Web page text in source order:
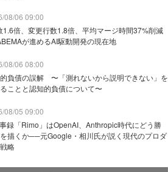
08/06 09:00
1.6倍、変更行数1.8倍、平均マージ時間37%削減
が進めるAI駆動開発の現在地
08/06 08:00
負債の誤解 〜「測れないから説明できない」を
ことと認知的負債について〜
08/05 09:00
録「Rimo」はOpenAI、Anthropic時代にどう勝
描くか──元Google・相川氏が説く現代のプロダ
略